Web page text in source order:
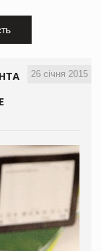
26 січня 2015